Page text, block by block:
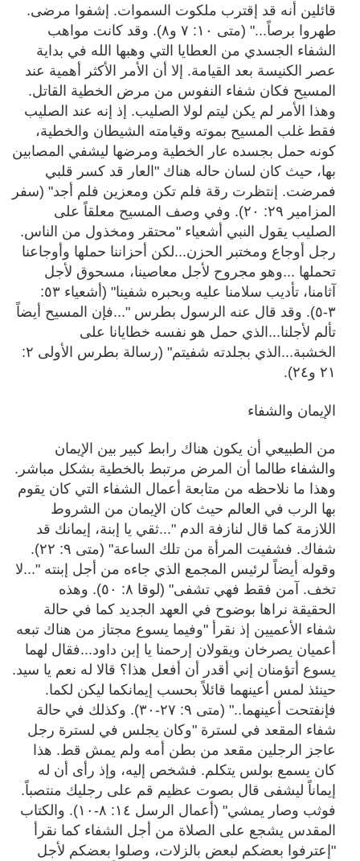
قائلين أنه قد إقترب ملكوت السموات. إشفوا مرضى.
طهروا برصاً..." (متى ١٠: ٧ و٨). وقد كانت مواهب
الشفاء الجسدي من العطايا التي وهبها الله في بداية
عصر الكنيسة بعد القيامة. إلا أن الأمر الأكثر أهمية عند
المسيح فكان شفاء النفوس من مرض الخطية القاتل.
وهذا الأمر لم يكن ليتم لولا الصليب. إذ إنه عند الصليب
فقط غلب المسيح بموته وقيامته الشيطان والخطية،
كونه حمل بجسده عار الخطية ومرضها ليشفي المصابين
بها، حيث كان لسان حاله هناك "العار قد كسر قلبي
فمرضت. إنتظرت رقة فلم تكن ومعزين فلم أجد" (سفر
المزامير ٢٩: ٢٠).
وفي وصف المسيح معلقاً على
الصليب يقول النبي أشعياء "محتقر ومخذول من الناس.
رجل أوجاع ومختبر الحزن...لكن أحزاننا حملها وأوجاعنا
تحملها ...وهو مجروح لأجل معاصينا، مسحوق لأجل
آثامنا، تأديب سلامنا عليه وبحبره شفينا" (أشعياء ٥٣:
٣-٥). وقد قال عنه الرسول بطرس "...فإن المسيح أيضاً
تألم لأجلنا...الذي حمل هو نفسه خطايانا على
الخشبة...الذي بجلدته شفيتم" (رسالة
بطرس الأولى ٢:
٢١ و٢٤).
الإيمان والشفاء
من الطبيعي أن يكون هناك رابط كبير بين الإيمان
والشفاء طالما أن المرض مرتبط بالخطية بشكل مباشر.
وهذا ما نلاحظه من متابعة أعمال الشفاء التي كان يقوم
بها الرب في العالم حيث كان الإيمان من الشروط
اللازمة كما قال لنازفة الدم "...ثقي يا إبنة، إيمانك قد
شفاك. فشفيت المرأة من تلك الساعة" (متى ٩: ٢٢).
وقوله أيضاً لرئيس المجمع الذي جاءه من أجل إبنته "...لا
تخف. آمن فقط فهي تشفى" (لوقا ٨: ٥٠). وهذه
الحقيقة نراها بوضوح في العهد الجديد كما في حالة
شفاء الأعميين إذ نقرأ "وفيما يسوع مجتاز من هناك تبعه
أعميان يصرخان ويقولان إرحمنا يا إبن داود...فقال لهما
يسوع أتؤمنان إني أقدر أن أفعل هذا؟ قالا له نعم يا سيد.
حينئذ لمس أعينهما قائلاً بحسب إيمانكما ليكن لكما.
فإنفتحت أعينهما.." (متى ٩: ٢٧-٣٠).
وكذلك في حالة
شفاء المقعد في لسترة "وكان يجلس في لسترة رجل
عاجز الرجلين مقعد من بطن أمه ولم يمش قط. هذا
كان يسمع بولس يتكلم. فشخص إليه، وإذ رأى أن له
إيماناً ليشفى قال بصوت عظيم قم على رجليك منتصباً.
فوثب وصار يمشي" (أعمال الرسل ١٤: ٨-١٠). والكتاب
المقدس يشجع على الصلاة من أجل الشفاء كما نقرأ
"إعترفوا بعضكم لبعض بالزلات، وصلوا بعضكم لأجل